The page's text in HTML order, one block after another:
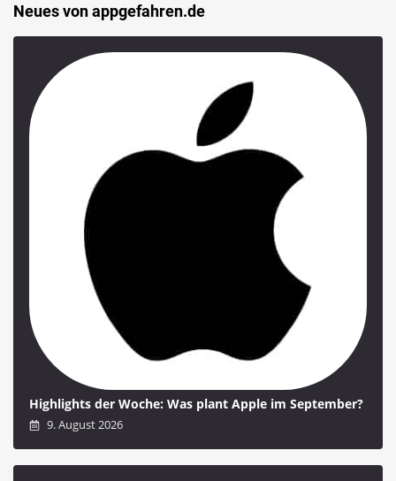
Neues von appgefahren.de
Highlights der Woche: Was plant Apple im September?
9. August 2026